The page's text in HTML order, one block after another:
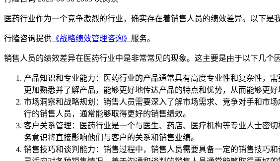
医药行业作为一个竞争激烈的行业，确实存在着销售人员的绩效差异。以下是
行隆咨询提供 《战略绩效管理咨询》 服务。
销售人员的绩效差异在医药行业中是非常常见的现象。这主要是由于以下几个
产品知识和专业能力：医药行业的产品通常具有高度专业性和复杂性，
更加熟悉并了解产品，能够更好地传达产品的特点和优势，从而能够更
市场洞察和战略规划：销售人员需要深入了解市场需求、竞争对手和市
行的销售人员，通常能够取得更好的销售绩效。
客户关系管理：医药行业是一个与医生、药店、医疗机构等专业人士密
务意识将直接影响他们与客户的关系和销售业绩。
销售技巧和谈判能力：销售过程中，销售人员需要具备一定的销售技巧